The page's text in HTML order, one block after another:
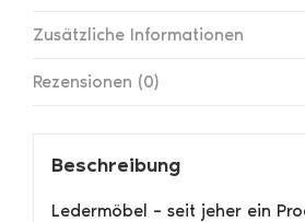
Zusätzliche Informationen
Rezensionen (0)
Beschreibung
Ledermöbel – seit jeher ein